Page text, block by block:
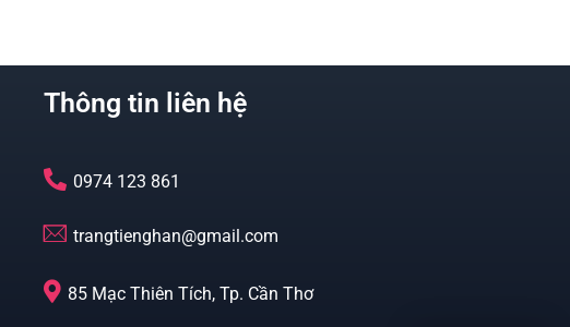
Thông tin liên hệ
0974 123 861
trangtienghan@gmail.com
85 Mạc Thiên Tích, Tp. Cần Thơ